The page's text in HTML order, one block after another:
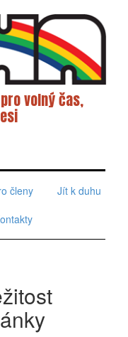
volný čas,
členy
Jít k duhu